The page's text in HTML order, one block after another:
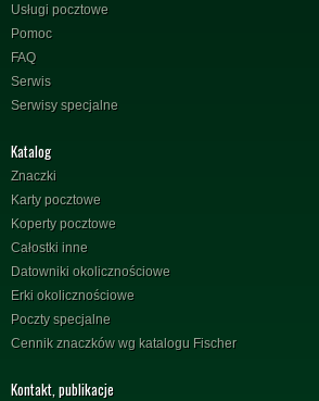
Usługi pocztowe
Pomoc
FAQ
Serwis
Serwisy specjalne
Katalog
Znaczki
Karty pocztowe
Koperty pocztowe
Całostki inne
Datowniki okolicznościowe
Erki okolicznościowe
Poczty specjalne
Cennik znaczków wg katalogu Fischer
Kontakt, publikacje